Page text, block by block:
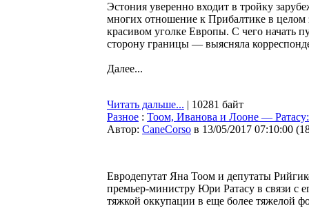
Эстония уверенно входит в тройку
многих отношение к Прибалтике в целом
красивом уголке Европы. С чего начать
сторону границы — выясняла
Далее...
Читать дальше... | 10281 байт
Разное : Тоом, Иванова и Лооне —
Автор: CaneCorso в 13/05/2017 07:10:00 (
Евродепутат Яна Тоом и депутаты
премьер-министру Юри Ратасу в связи с
тяжкой оккупации в еще более тяжелой